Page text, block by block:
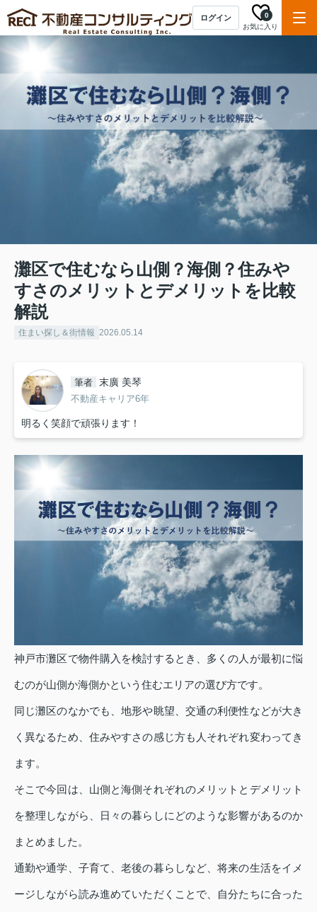
ログイン
お気に入り
0
灘区で住むなら山側？海側？住みや
すさのメリットとデメリットを比較
解説
住まい探し＆街情報 2026.05.14
筆者 末廣 美琴
不動産キャリア6年
明るく笑顔で頑張ります！
神戸市灘区で物件購入を検討するとき、多くの人が最初に悩
むのが山側か海側かという住むエリアの選び方です。
同じ灘区のなかでも、地形や眺望、交通の利便性などが大き
く異なるため、住みやすさの感じ方も人それぞれ変わってき
ます。
そこで今回は、山側と海側それぞれのメリットとデメリット
を整理しながら、日々の暮らしにどのような影響があるのか
まとめました。
通勤や通学、子育て、老後の暮らしなど、将来の生活をイメ
ージしながら読み進めていただくことで、自分たちに合った